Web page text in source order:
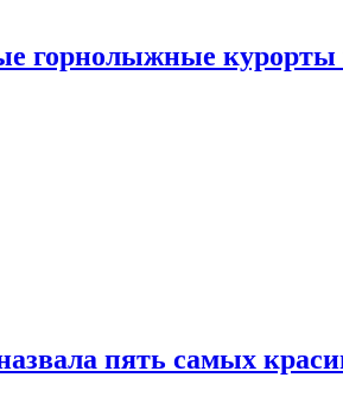
горнолыжные курорты
пять самых